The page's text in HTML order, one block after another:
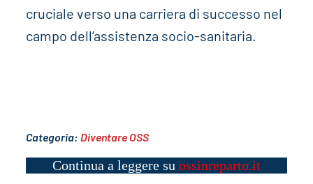
cruciale verso una carriera di successo nel
campo dell’assistenza socio-sanitaria.
Categoria: Diventare OSS
Continua a leggere su ossinreparto.it